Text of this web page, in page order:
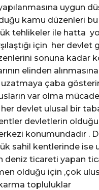
uygun
kamu düzenleri
tehlikeler ile hatta
için her devlet
sonuna kadar
elinden
uzatmaya çaba
var olma
devlet ulusal bir
devletlerin
konumundadır .
sahil kentlerinde ise
deniz ticareti yapan
olduğu için ,çok
topluluklar